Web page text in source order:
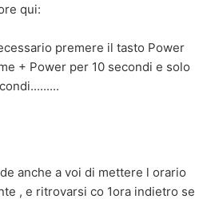
qui:
premere il tasto Power
+ Power per 10 secondi e solo
anche a voi di mettere l orario
, e ritrovarsi co 1ora indietro se